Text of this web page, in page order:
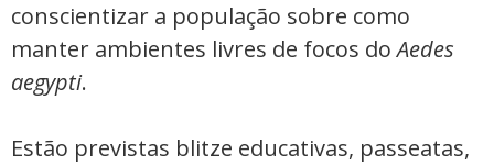
conscientizar a população sobre como
manter ambientes livres de focos doAedes
aegypti.
Estão previstas blitze educativas, passeatas,